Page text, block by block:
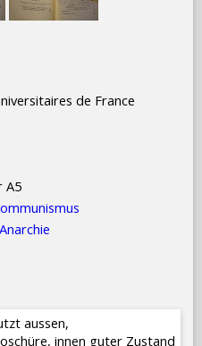
de France
A5
aussen,
innen guter Zustand